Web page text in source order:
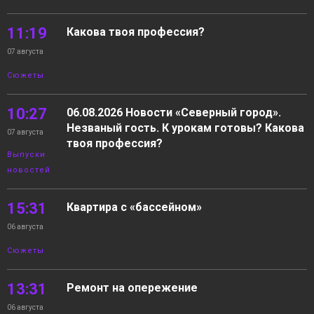
11:19
07 августа
Сюжеты
Какова твоя профессия?
10:27
07 августа
Выпуски
новостей
06.08.2026 Новости «Северный город».
Незваный гость. К урокам готовы? Какова
твоя профессия?
15:31
06 августа
Сюжеты
Квартира с «бассейном»
13:31
06 августа
Ремонт на опережение